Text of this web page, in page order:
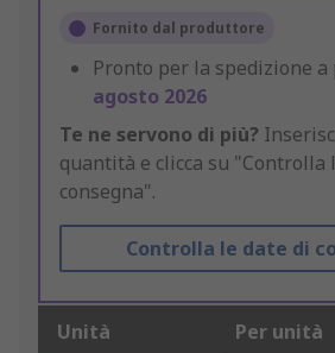
Fornito dal produttore
Pronto per la spedizione
agosto 2026
Te ne servono di più?
quantità e clicca su "Controlla
consegna".
Controlla le date di
Unità Per unità